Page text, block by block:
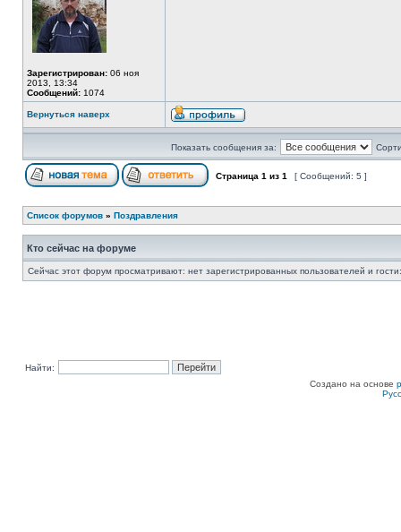
Зарегистрирован: 06 ноя
2013, 13:34
Сообщений: 1074
Вернуться наверх
Показать сообщения за:
Страница 1 из 1 [ Сообщений: 5 ]
Список форумов » Поздравления
Кто сейчас на форуме
Сейчас этот форум просматривают: нет зарегистрированных пользователей и
Найти:
Создано на основе